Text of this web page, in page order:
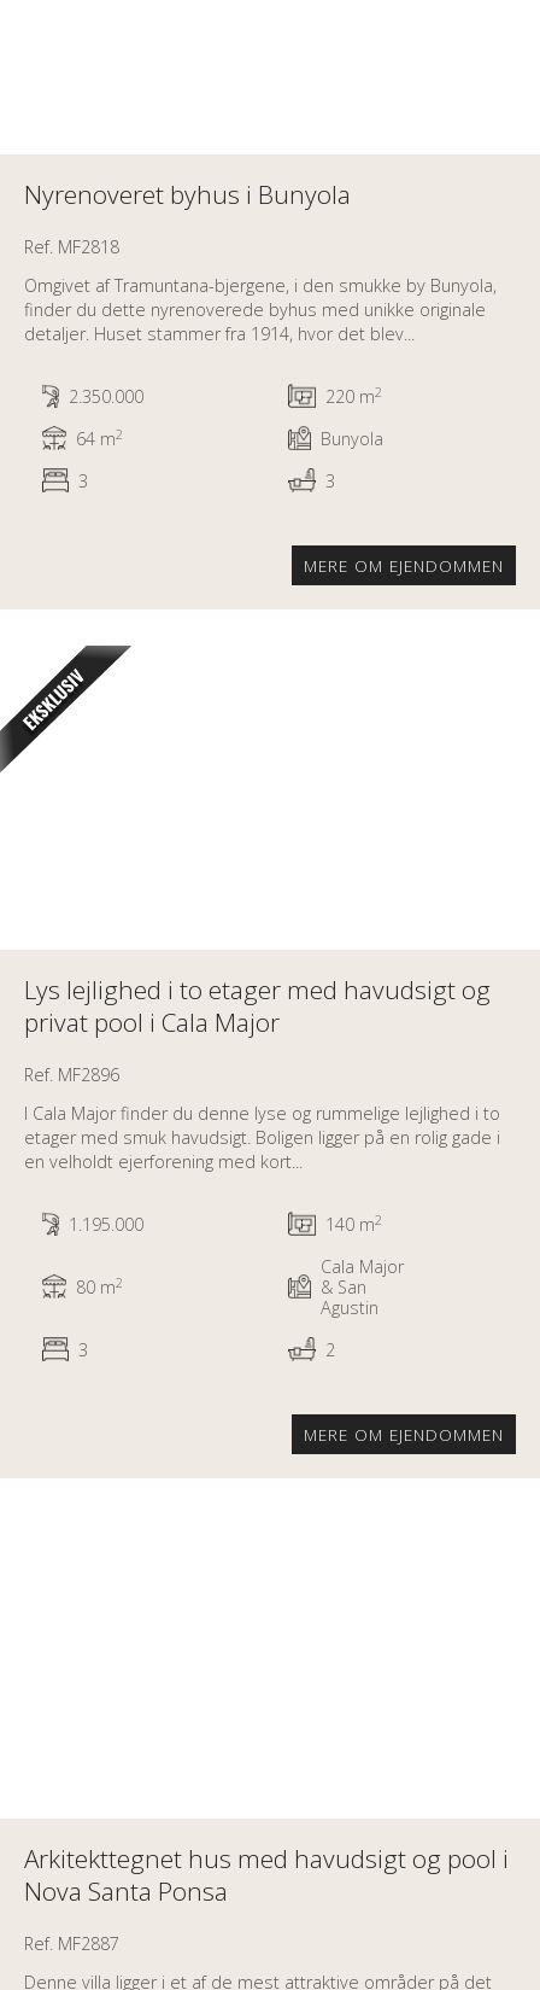
Nyrenoveret byhus i Bunyola
Ref. MF2818
Omgivet af Tramuntana-bjergene, i den smukke by Bunyola,
finder du dette nyrenoverede byhus med unikke originale
detaljer. Huset stammer fra 1914, hvor det blev...
2.350.000 220 m2
64 m2
Bunyola
3
3
MERE OM EJENDOMMEN
Lys lejlighed i to etager med havudsigt og
privat pool i Cala Major
Ref. MF2896
I Cala Major finder du denne lyse og rummelige lejlighed i to
etager med smuk havudsigt. Boligen ligger på en rolig gade i
en velholdt ejerforening med kort...
1.195.000 140 m2
80 m2
Cala Major
& San
Agustin
3
2
MERE OM EJENDOMMEN
Arkitekttegnet hus med havudsigt og pool i
Nova Santa Ponsa
Ref. MF2887
Denne villa ligger i et af de mest attraktive områder på det